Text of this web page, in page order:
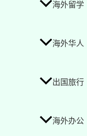
海外留学
海外华人
出国旅行
海外办公